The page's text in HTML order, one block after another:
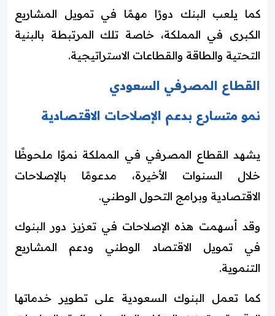
كما يلعب البنك دورًا مهمًا في تمويل المشاريع
الكبرى في المملكة، خاصة تلك المرتبطة بالبنية
التحتية والطاقة والقطاعات الاستراتيجية.
القطاع المصرفي السعودي
نمو متسارع بدعم الإصلاحات الاقتصادية
يشهد القطاع المصرفي في المملكة نموًا ملحوظًا
خلال السنوات الأخيرة، مدعومًا بالإصلاحات
الاقتصادية وبرامج التحول الوطني.
وقد أسهمت هذه الإصلاحات في تعزيز دور البنوك
في تمويل الاقتصاد الوطني ودعم المشاريع
التنموية.
كما تعمل البنوك السعودية على تطوير خدماتها